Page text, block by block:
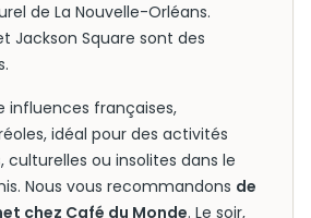
de La Nouvelle-Orléans.
Jackson Square sont des
influences françaises,
idéal pour des activités
culturelles ou insolites dans le
Nous vous recommandons de
chez Café du Monde. Le soir,